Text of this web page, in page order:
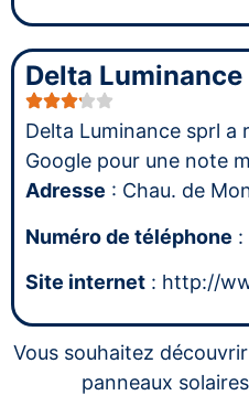
Delta Luminance
Delta Luminance sprl a
Google pour une note
Adresse : Chau. de
Numéro de téléphone :
Site internet : http://
Vous souhaitez
panneaux